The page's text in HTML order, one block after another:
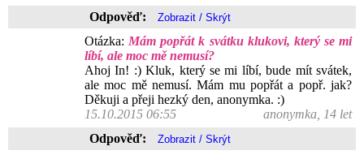
Odpověď:
Otázka: Mám popřát k svátku klukovi, který se mi
líbí, ale moc mě nemusí?
Ahoj In! :) Kluk, který se mi líbí, bude mít svátek,
ale moc mě nemusí. Mám mu popřát a popř. jak?
Děkuji a přeji hezký den, anonymka. :)
15.10.2015 06:55
anonymka, 14 let
Odpověď: